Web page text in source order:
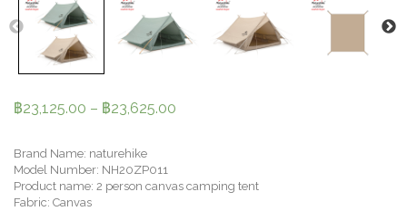
฿23,125.00 – ฿23,625.00
Brand Name: naturehike
Model Number: NH20ZP011
Product name: 2 person canvas camping tent
Fabric: Canvas